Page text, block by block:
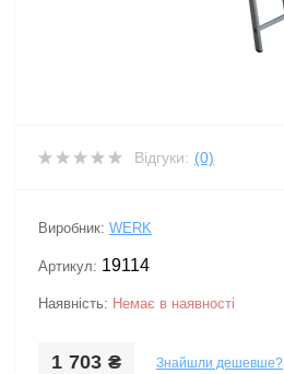
Відгуки: (0)
Виробник: WERK
Артикул: 19114
Наявність: Немає в наявності
1 703 ₴ Знайшли дешевше?